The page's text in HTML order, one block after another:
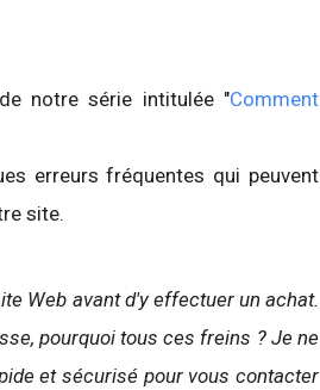
notre série intitulée "Comment
erreurs fréquentes qui peuvent
site.
Web avant d'y effectuer un achat.
pourquoi tous ces freins ? Je ne
et sécurisé pour vous contacter